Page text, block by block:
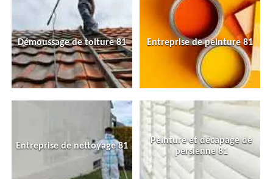
Démoussage de toiture 81 Entreprise de peinture 81
Entreprise de nettoyage 81
Peinture et décapage de
persienne 81